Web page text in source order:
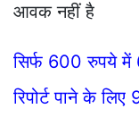
आवक नहीं है
सिर्फ 600 रुपये
रिपोर्ट पाने के